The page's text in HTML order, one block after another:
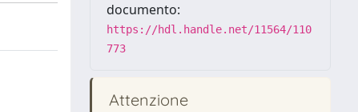
documento:
https://hdl.handle.net/11564/110
773
Attenzione